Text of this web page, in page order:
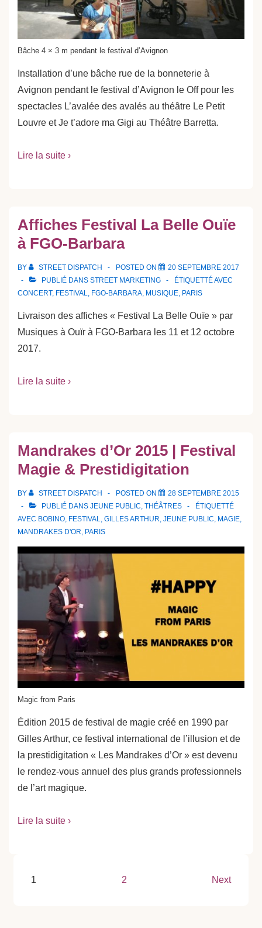
Bâche 4 × 3 m pendant le festival d’Avignon
Installation d’une bâche rue de la bonneterie à
Avignon pendant le festival d’Avignon le Off pour les
spectacles L’avalée des avalés au théâtre Le Petit
Louvre et Je t’adore ma Gigi au Théâtre Barretta.
Lire la suite ›
Affiches Festival La Belle Ouïe
à FGO-Barbara
BY STREET DISPATCH POSTED ON
20 SEPTEMBRE 2017
PUBLIÉ DANS STREET MARKETING
ÉTIQUETTÉ AVEC
CONCERT, FESTIVAL, FGO-BARBARA, MUSIQUE, PARIS
Livraison des affiches « Festival La Belle Ouïe » par
Musiques à Ouïr à FGO-Barbara les 11 et 12 octobre
2017.
Lire la suite ›
Mandrakes d’Or 2015 | Festival
Magie & Prestidigitation
BY STREET DISPATCH POSTED ON
28 SEPTEMBRE 2015
PUBLIÉ DANS JEUNE PUBLIC, THÉÂTRES
ÉTIQUETTÉ
AVEC BOBINO, FESTIVAL, GILLES ARTHUR, JEUNE PUBLIC, MAGIE,
MANDRAKES D'OR, PARIS
Magic from Paris
Édition 2015 de festival de magie créé en 1990 par
Gilles Arthur, ce festival international de l’illusion et de
la prestidigitation « Les Mandrakes d’Or » est devenu
le rendez-vous annuel des plus grands professionnels
de l’art magique.
Lire la suite ›
Pagination
1 2 Next